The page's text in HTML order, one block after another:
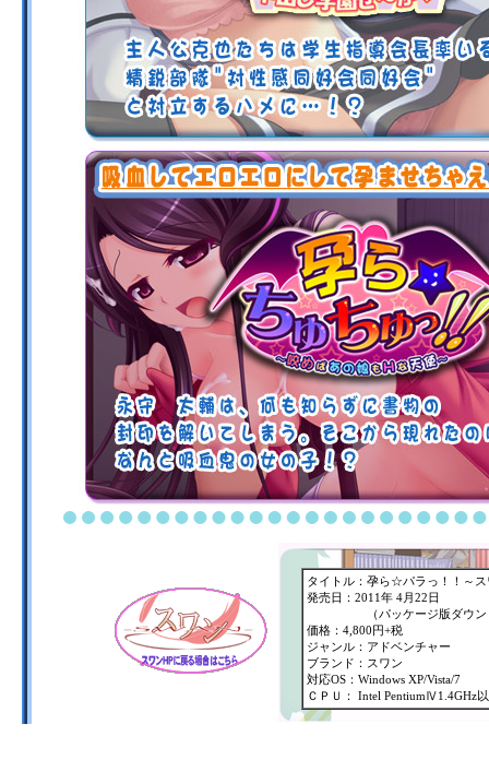
タイトル：孕ら☆パラっ！！～
発売日：2011年 4月22日
（パッケージ版ダウンロ
価格：4,800円+税
ジャンル：アドベンチャー
ブランド：スワン
対応OS：Windows XP/Vista/7
ＣＰＵ： Intel PentiumⅣ1.4GHz